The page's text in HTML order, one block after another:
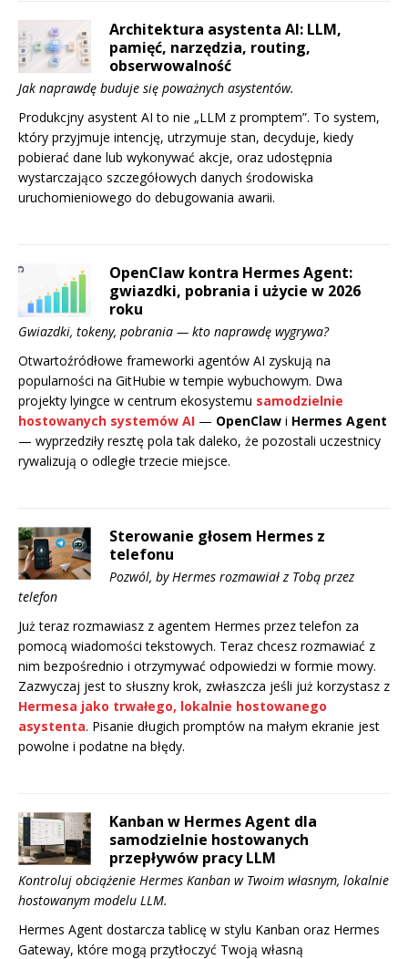
Architektura asystenta AI: LLM,
pamięć, narzędzia, routing,
obserwowalność
Jak naprawdę buduje się poważnych asystentów.
Produkcjny asystent AI to nie „LLM z promptem”. To system,
który przyjmuje intencję, utrzymuje stan, decyduje, kiedy
pobierać dane lub wykonywać akcje, oraz udostępnia
wystarczająco szczegółowych danych środowiska
uruchomieniowego do debugowania awarii.
OpenClaw kontra Hermes Agent:
gwiazdki, pobrania i użycie w 2026
roku
Gwiazdki, tokeny, pobrania — kto naprawdę wygrywa?
Otwartoźródłowe frameworki agentów AI zyskują na
popularności na GitHubie w tempie wybuchowym. Dwa
projekty lyingce w centrum ekosystemu samodzielnie
hostowanych systemów AI — OpenClaw i Hermes Agent
— wyprzedziły resztę pola tak daleko, że pozostali uczestnicy
rywalizują o odległe trzecie miejsce.
Sterowanie głosem Hermes z
telefonu
Pozwól, by Hermes rozmawiał z Tobą przez
telefon
Już teraz rozmawiasz z agentem Hermes przez telefon za
pomocą wiadomości tekstowych. Teraz chcesz rozmawiać z
nim bezpośrednio i otrzymywać odpowiedzi w formie mowy.
Zazwyczaj jest to słuszny krok, zwłaszcza jeśli już korzystasz z
Hermesa jako trwałego, lokalnie hostowanego
asystenta. Pisanie długich promptów na małym ekranie jest
powolne i podatne na błędy.
Kanban w Hermes Agent dla
samodzielnie hostowanych
przepływów pracy LLM
Kontroluj obciążenie Hermes Kanban w Twoim własnym, lokalnie
hostowanym modelu LLM.
Hermes Agent dostarcza tablicę w stylu Kanban oraz Hermes
Gateway, które mogą przytłoczyć Twoją własną